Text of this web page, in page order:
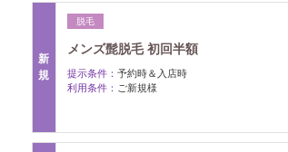
新
規
脱毛
メンズ髭脱毛 初回半額
提示条件： 予約時＆入店時
利用条件： ご新規様